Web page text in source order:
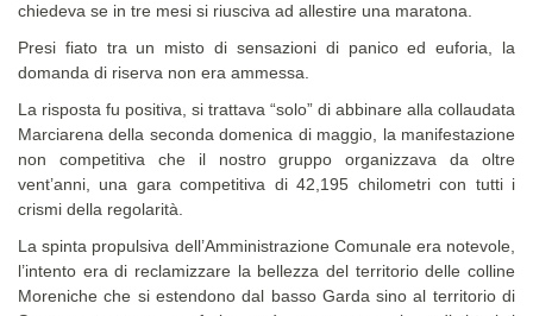
chiedeva se in tre mesi si riusciva ad allestire una maratona.
Presi fiato tra un misto di sensazioni di panico ed euforia, la
domanda di riserva non era ammessa.
La risposta fu positiva, si trattava “solo” di abbinare alla collaudata
Marciarena della seconda domenica di maggio, la manifestazione
non competitiva che il nostro gruppo organizzava da oltre
vent’anni, una gara competitiva di 42,195 chilometri con tutti i
crismi della regolarità.
La spinta propulsiva dell’Amministrazione Comunale era notevole,
l’intento era di reclamizzare la bellezza del territorio delle colline
Moreniche che si estendono dal basso Garda sino al territorio di